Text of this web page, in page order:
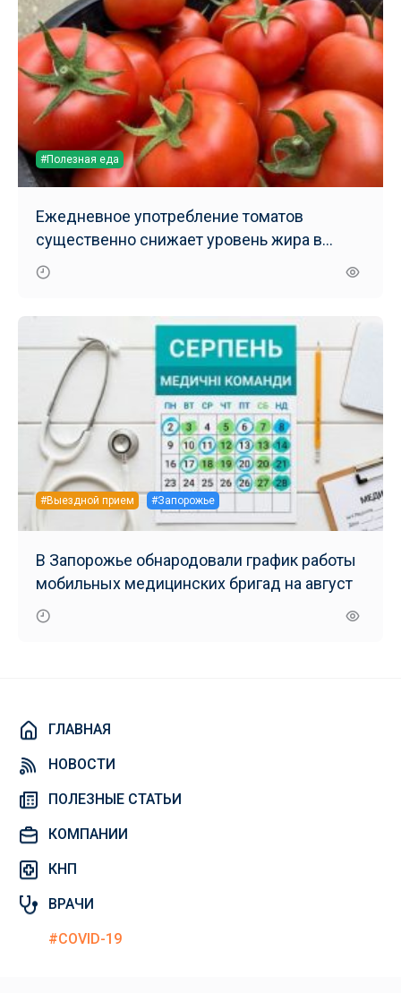
#Полезная еда
Ежедневное употребление томатов
существенно снижает уровень жира в
печени – результаты нового исследования
#Выездной прием #Запорожье
В Запорожье обнародовали график работы
мобильных медицинских бригад на август
ГЛАВНАЯ
НОВОСТИ
ПОЛЕЗНЫЕ СТАТЬИ
КОМПАНИИ
КНП
ВРАЧИ
#COVID-19